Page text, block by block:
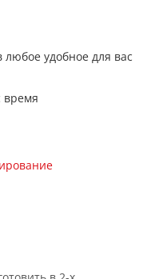
любое удобное для вас
время